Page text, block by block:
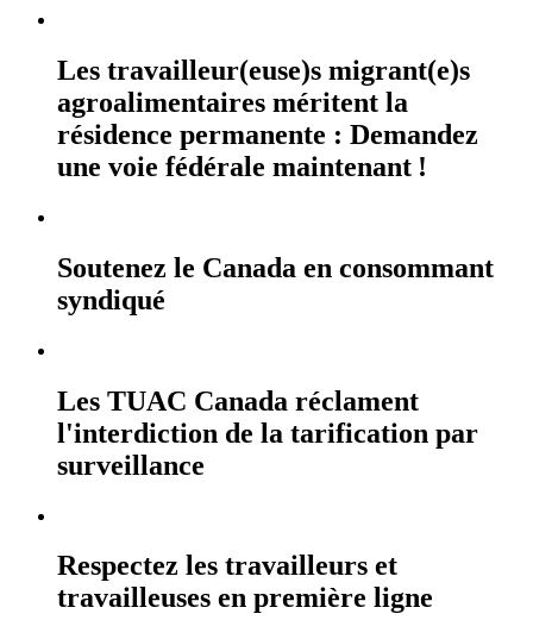
Les travailleur(euse)s migrant(e)s
agroalimentaires méritent la
résidence permanente : Demandez
une voie fédérale maintenant !
Soutenez le Canada en consommant
syndiqué
Les TUAC Canada réclament
l'interdiction de la tarification par
surveillance
Respectez les travailleurs et
travailleuses en première ligne